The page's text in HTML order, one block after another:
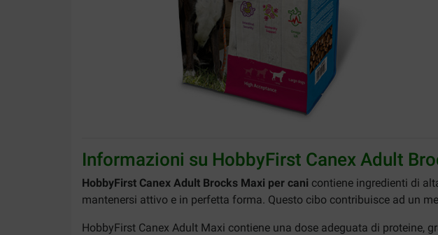
Informazioni su HobbyFirst Canex Adult
HobbyFirst Canex Adult Brocks Maxi per cani contiene ingredienti di
mantenersi attivo e in perfetta forma. Questo cibo contribuisce ad un
HobbyFirst Canex Adult Maxi contiene una dose adeguata di proteine,